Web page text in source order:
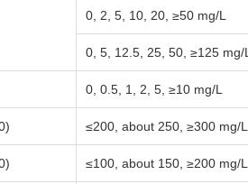
0, 2, 5, 10, 20, ≥50 mg/L
0, 5, 12.5, 25, 50, ≥125 mg/L
0, 0.5, 1, 2, 5, ≥10 mg/L
≤200, about 250, ≥300 mg/L
≤100, about 150, ≥200 mg/L